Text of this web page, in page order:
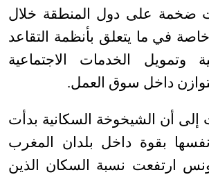
ضخمة على دول المنطقة خلال
خاصة في ما يتعلق بأنظمة التقاعد
وتمويل الخدمات الاجتماعية
داخل سوق العمل.
إلى أن الشيخوخة السكانية بدأت
بقوة داخل بلدان المغرب
ارتفعت نسبة السكان الذين